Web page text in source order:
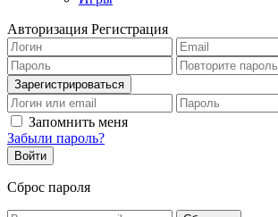
Авторизация Регистрация
Запомнить меня
Забыли пароль?
Сброс пароля